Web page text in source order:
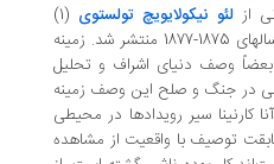
نیکولایویچ تولستوی
(1)
(1828-1910)، نویسنده روس، که در سالهای 1875-1877 منتشر شد. زمینه
دنیای اشراف و تحلیل
و صلح این وصف زمینه
سیر رویدادها در محیطی
با واقعیت از مشاهده